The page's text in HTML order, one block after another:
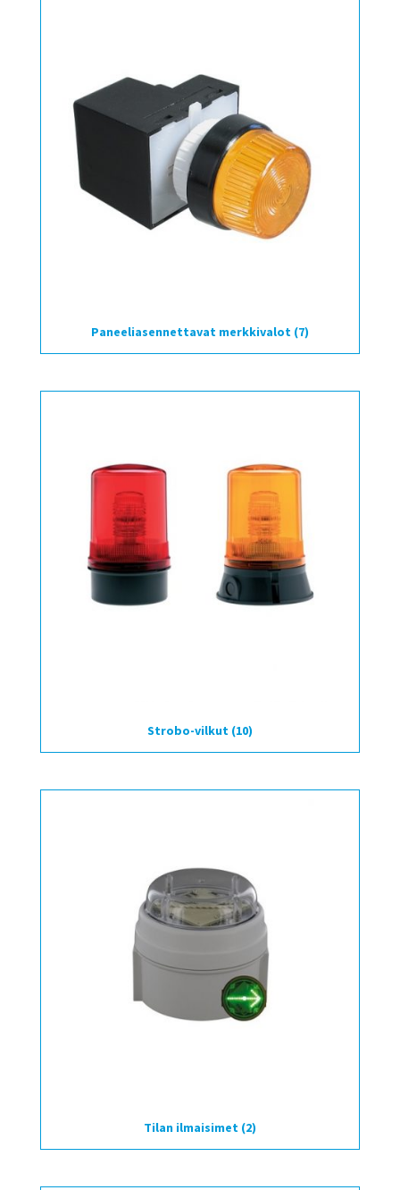
Paneeliasennettavat merkkivalot (7)
Strobo-vilkut (10)
Tilan ilmaisimet (2)